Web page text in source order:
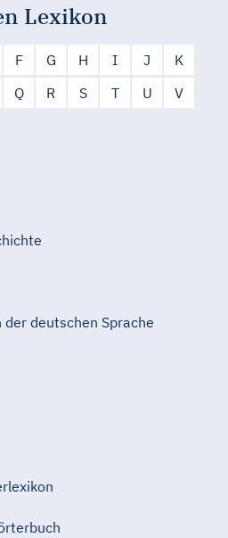
Lexikon
F G H I J
K
Q R S T U
V
deutschen Sprache